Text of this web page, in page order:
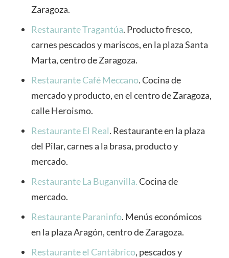
Zaragoza.
Restaurante Tragantúa. Producto fresco,
carnes pescados y mariscos, en la plaza Santa
Marta, centro de Zaragoza.
Restaurante Café Meccano. Cocina de
mercado y producto, en el centro de Zaragoza,
calle Heroismo.
Restaurante El Real. Restaurante en la plaza
del Pilar, carnes a la brasa, producto y
mercado.
Restaurante La Buganvilla.Cocina de
mercado.
Restaurante Paraninfo. Menús económicos
en la plaza Aragón, centro de Zaragoza.
Restaurante el Cantábrico, pescados y